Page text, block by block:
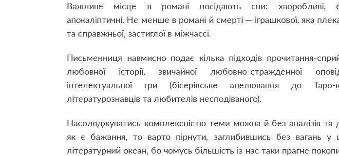
Важливе місце в романі посідають сни: хворобливі,
апокаліптичні. Не менше в романі й смерті ─ іграшкової, яка
та справжньої, застиглої в міжчассі.
Письменниця навмисно подає кілька підходів прочитання-
любовної історії, звичайної любовно-стражденної
інтелектуальної гри (бісерівське апелювання до
літературознавців та любителів несподіваного).
Насолоджуватись комплексністю теми можна й без аналізів та
як є бажання, то варто пірнути, заглибившись без вагань у
літературний океан, бо чомусь більшість із нас таки прагне